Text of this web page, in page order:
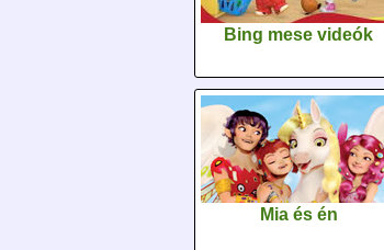
Bing mese videók
Mia és én